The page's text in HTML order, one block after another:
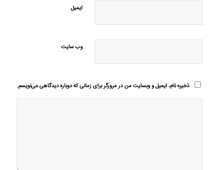
ایمیل
وب‌ سایت
ذخیره نام، ایمیل و وبسایت من در مرورگر برای زمانی که دوباره دیدگاهی می‌نویسم.